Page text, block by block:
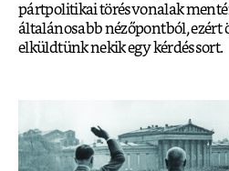
pártpolitikai törésvonalak
általánosabb nézőpontból, ezért
elküldtünk nekik egy kérdéssort.